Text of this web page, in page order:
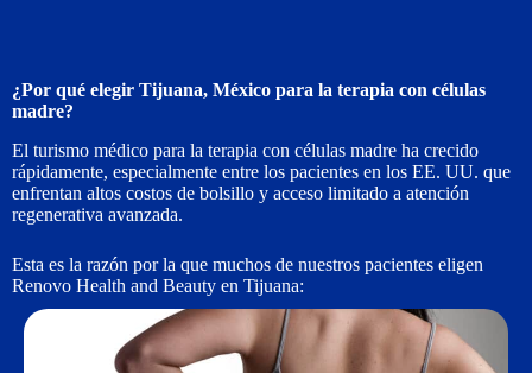
¿Por qué elegir Tijuana, México para la terapia con células
madre?
El turismo médico para la terapia con células madre ha crecido
rápidamente, especialmente entre los pacientes en los EE. UU. que
enfrentan altos costos de bolsillo y acceso limitado a atención
regenerativa avanzada.
Esta es la razón por la que muchos de nuestros pacientes eligen
Renovo Health and Beauty en Tijuana: